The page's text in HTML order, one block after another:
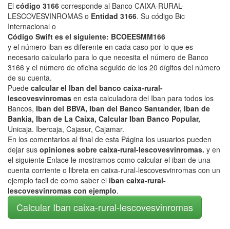
El código 3166 corresponde al Banco CAIXA-RURAL-
LESCOVESVINROMAS o Entidad 3166. Su código Bic
Internacional o
Código Swift es el siguiente: BCOEESMM166
y el número iban es diferente en cada caso por lo que es
necesario calcularlo para lo que necesita el número de Banco
3166 y el número de oficina seguido de los 20 dígitos del número
de su cuenta.
Puede calcular el Iban del banco caixa-rural-
lescovesvinromas en esta calculadora del Iban para todos los
Bancos, Iban del BBVA, Iban del Banco Santander, Iban de
Bankia, Iban de La Caixa, Calcular Iban Banco Popular,
Unicaja. Ibercaja, Cajasur, Cajamar.
En los comentarios al final de esta Página los usuarios pueden
dejar sus opiniones sobre caixa-rural-lescovesvinromas. y en
el siguiente Enlace le mostramos como calcular el iban de una
cuenta corriente o libreta en caixa-rural-lescovesvinromas con un
ejemplo facil de como saber el iban caixa-rural-
lescovesvinromas con ejemplo.
Calcular Iban caixa-rural-lescovesvinromas